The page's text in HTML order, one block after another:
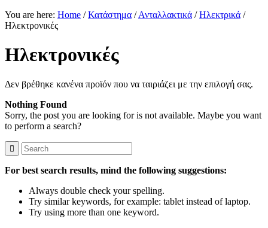
You are here: Home / Κατάστημα / Ανταλλακτικά / Ηλεκτρικά /
Ηλεκτρονικές
Ηλεκτρονικές
Δεν βρέθηκε κανένα προϊόν που να ταιριάζει με την επιλογή σας.
Nothing Found
Sorry, the post you are looking for is not available. Maybe you want
to perform a search?
For best search results, mind the following suggestions:
Always double check your spelling.
Try similar keywords, for example: tablet instead of laptop.
Try using more than one keyword.